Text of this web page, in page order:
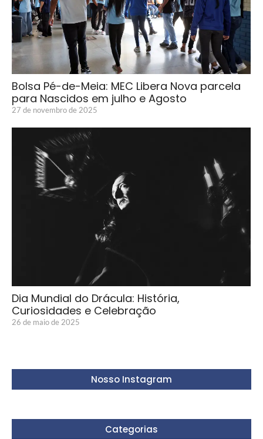
Bolsa Pé-de-Meia: MEC Libera Nova parcela
para Nascidos em julho e Agosto
27 de novembro de 2025
Dia Mundial do Drácula: História,
Curiosidades e Celebração
26 de maio de 2025
Nosso Instagram
Categorias